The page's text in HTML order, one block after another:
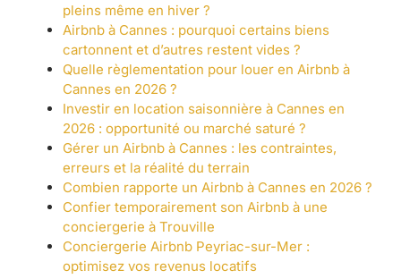
pleins même en hiver ?
Airbnb à Cannes : pourquoi certains biens
cartonnent et d’autres restent vides ?
Quelle règlementation pour louer en Airbnb à
Cannes en 2026 ?
Investir en location saisonnière à Cannes en
2026 : opportunité ou marché saturé ?
Gérer un Airbnb à Cannes : les contraintes,
erreurs et la réalité du terrain
Combien rapporte un Airbnb à Cannes en 2026 ?
Confier temporairement son Airbnb à une
conciergerie à Trouville
Conciergerie Airbnb Peyriac-sur-Mer :
optimisez vos revenus locatifs